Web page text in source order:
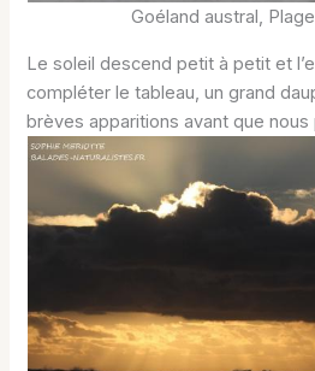
Goéland austral,
Le soleil descend petit à petit et
compléter le tableau, un grand
brèves apparitions avant que